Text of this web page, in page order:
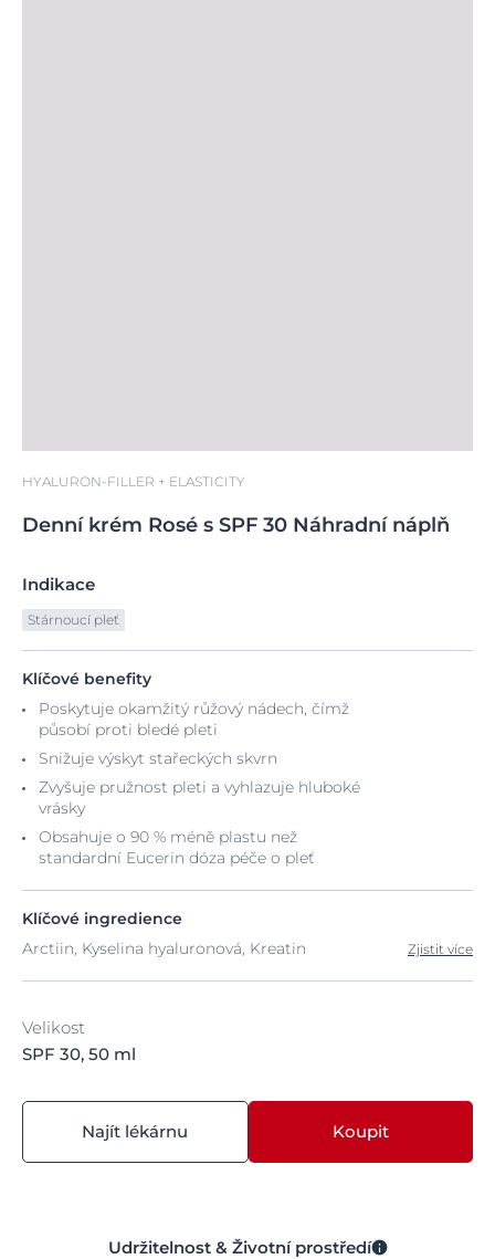
HYALURON-FILLER + ELASTICITY
Denníkrém Rosé s SPF 30 Náhradní náplň
Indikace
Stárnoucí pleť
Klíčové benefity
Poskytuje okamžitý růžový nádech, čímž
působí proti bledé pleti
Snižuje výskyt stařeckých skvrn
Zvyšuje pružnost pleti a vyhlazuje hluboké
vrásky
Obsahuje o 90 % méně plastu než
standardní Eucerin dóza péče o pleť
Klíčové ingredience
Arctiin, Kyselina hyaluronová, Kreatin
Zjistit více
Velikost
SPF 30, 50 ml
Najít lékárnu Koupit
Udržitelnost & Životní prostředí